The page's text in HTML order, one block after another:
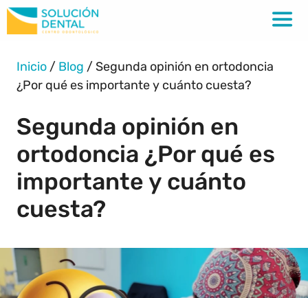
Inicio / Blog / Segunda opinión en ortodoncia
¿Por qué es importante y cuánto cuesta?
Segunda opinión en
ortodoncia ¿Por qué es
importante y cuánto
cuesta?